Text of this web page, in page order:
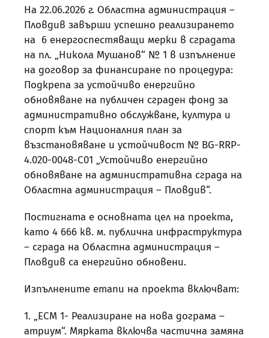
На 22.06.2026 г. Областна администрация –
Пловдив завърши успешно реализирането
на 6 енергоспестяващи мерки в сградата
на пл. „Никола Мушанов“ № 1 в изпълнение
на договор за финансиране по процедура:
Подкрепа за устойчиво енергийно
обновяване на публичен сграден фонд за
административно обслужване, култура и
спорт към Националния план за
възстановяване и устойчивост № BG-RRP-
4.020-0048-С01 „Устойчиво енергийно
обновяване на административна сграда на
Областна администрация – Пловдив“.
Постигната е основната цел на проекта,
като 4 666 кв. м. публична инфраструктура
– сграда на Областна администрация –
Пловдив са енергийно обновени.
Изпълнените етапи на проекта включват:
1. „ЕСМ 1- Реализиране на нова дограма –
атриум“. Мярката включва частична замяна